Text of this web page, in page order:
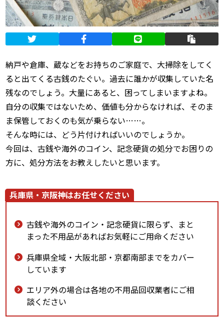
納戸や倉庫、蔵などをお持ちのご家庭で、大掃除をしてく
ると出てくる古銭のたぐい。過去に誰かが収集していた名
残なのでしょう。大量にあると、困ってしまいますよね。
自分の収集ではないため、価値も分からなければ、そのま
ま保管しておくのも気が乗らない……。
そんな時には、どう片付ければいいのでしょうか。
今回は、古銭や海外のコイン、記念硬貨の処分でお困りの
方に、処分方法をお教えしたいと思います。
兵庫県・京阪神はお任せください
古銭や海外のコイン・記念硬貨に限らず、まと
まった不用品があればお気軽にご用命ください
兵庫県全域・大阪北部・京都南部までをカバー
しています
エリア外の場合は各地の不用品回収業者にご相
談ください